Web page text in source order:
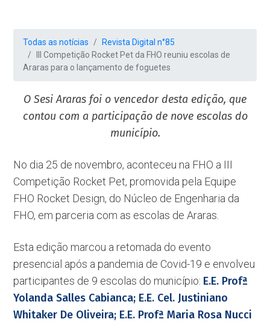
Todas as notícias
Revista Digital n°85
III Competição Rocket Pet da FHO reuniu escolas de
Araras para o lançamento de foguetes
O Sesi Araras foi o vencedor desta edição, que
contou com a participação de nove escolas do
município.
No dia 25 de novembro, aconteceu na FHO a III
Competição Rocket Pet, promovida pela Equipe
FHO Rocket Design, do Núcleo de Engenharia da
FHO, em parceria com as escolas de Araras.
Esta edição marcou a retomada do evento
presencial após a pandemia de Covid-19 e envolveu
participantes de 9 escolas do município: E.E. Profª
Yolanda Salles Cabianca; E.E. Cel. Justiniano
Whitaker De Oliveira; E.E. Profª Maria Rosa Nucci